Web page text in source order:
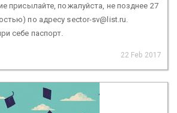
присылайте, пожалуйста, не позднее 27
по адресу sector-sv@list.ru.
себе паспорт.
22 Feb 2017